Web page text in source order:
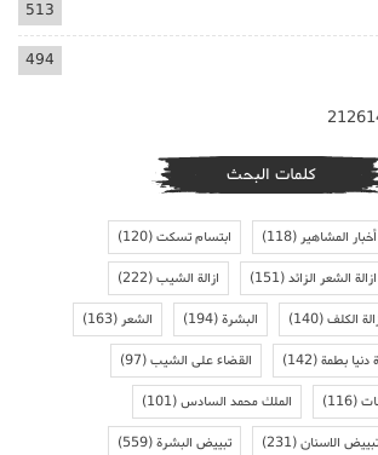
513
494
كلمات البحث
أخبار المشاهير(118) ابتسام تسكت(120)
ازالة الشعر الزائد(151) ازالة الشيب(222)
الكلف(140) البشرة(194) الشعر(163)
دنيا بطمة(142) القضاء على الشيب(97)
(116) الملك محمد السادس(101)
تبييض الاسنان(231) تبييض البشرة(559)